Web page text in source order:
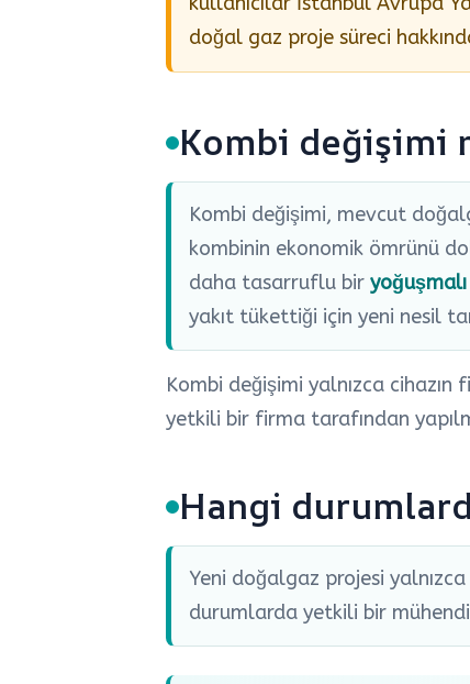
doğal gaz proje süreci
Kombi değişimi
Kombi değişimi, mevcut
kombinin ekonomik ömrünü
daha tasarruflu bir
yakıt tükettiği için yeni nesil
Kombi değişimi yalnızca
yetkili bir firma tarafından
Hangi
Yeni doğalgaz projesi
durumlarda yetkili bir